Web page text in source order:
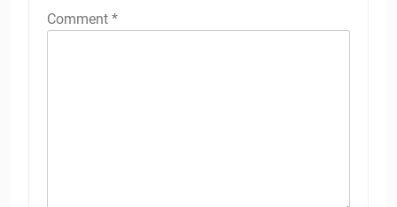
Comment *